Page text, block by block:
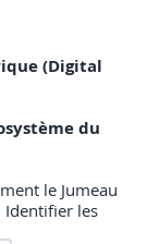
(Digital
du
le Jumeau
Identifier les